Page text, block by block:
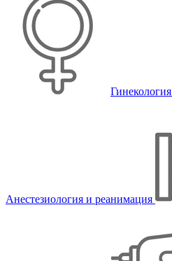
Гинекология
Анестезиология и реанимация